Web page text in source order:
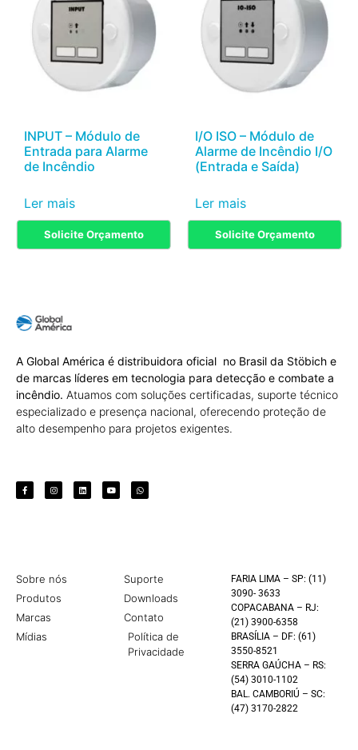
INPUT – Módulo de
Entrada para Alarme
de Incêndio
Solicite Orçamento
Ler mais
I/O ISO – Módulo de
Alarme de Incêndio I/O
(Entrada e Saída)
Solicite Orçamento
Ler mais
A Global América é distribuidora oficial no Brasil da Stöbich e
de marcas líderes em tecnologia para detecção e combate a
incêndio. Atuamos com soluções certificadas, suporte técnico
especializado e presença nacional, oferecendo proteção de
alto desempenho para projetos exigentes.
Sobre nós
Produtos
Marcas
Mídias
Suporte
Downloads
Contato
Política de
Privacidade
FARIA LIMA – SP: (11)
3090- 3633
COPACABANA – RJ:
(21) 3900-6358
BRASÍLIA – DF: (61)
3550-8521
SERRA GAÚCHA – RS:
(54) 3010-1102
BAL. CAMBORIÚ – SC:
(47) 3170-2822